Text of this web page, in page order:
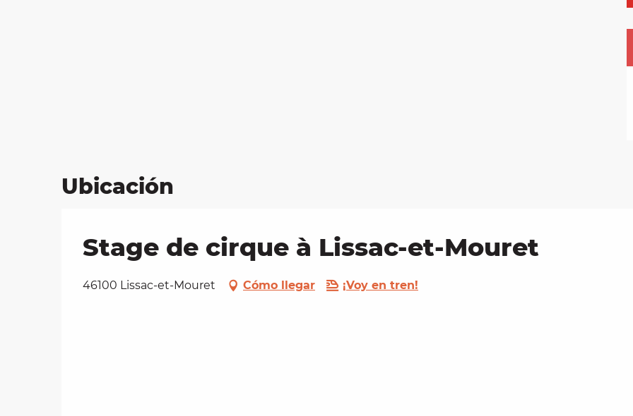
Ubicación
Stage de cirque à Lissac-et-Mouret
46100 Lissac-et-Mouret Cómo llegar ¡Voy en tren!